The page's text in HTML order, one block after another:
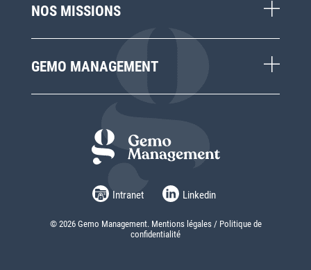
NOS MISSIONS
GEMO MANAGEMENT
Intranet Linkedin
© 2026 Gemo Management. Mentions légales/ Politique de
confidentialité